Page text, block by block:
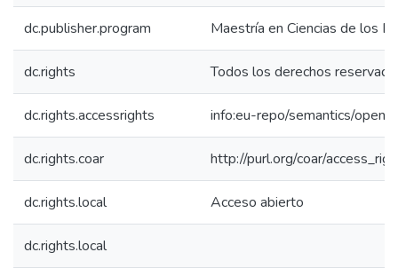
dc.publisher.program Maestría en Ciencias de los
dc.rights Todos los derechos
dc.rights.accessrights info:eu-repo/semantics/
dc.rights.coar http://purl.org/coar/
dc.rights.local Acceso abierto
dc.rights.local